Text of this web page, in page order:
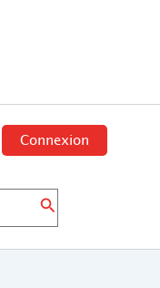
Connexion
Buscar